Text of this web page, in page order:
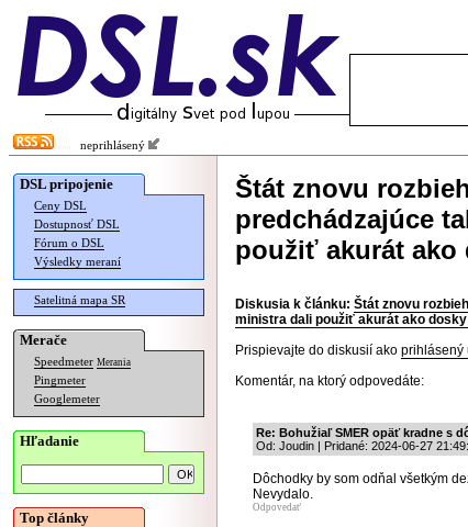
neprihlásený
DSL pripojenie
Ceny DSL
Dostupnosť DSL
Fórum o DSL
Výsledky meraní
Satelitná mapa SR
Merače
Speedmeter Merania
Pingmeter
Googlemeter
Hľadanie
Top články
Štát znovu
predchádzajúce
použiť akurát ako
Diskusia k článku: Štát znovu
ministra dali použiť akurát ako
Prispievajte do diskusií ako prihlásený
Komentár, na ktorý odpovedáte:
Re: Bohužiaľ SMER opäť kradne s
Od: Joudin | Pridané: 2024-06-27
Dôchodky by som odňal všetkým
Nevydalo.
Odpovedať